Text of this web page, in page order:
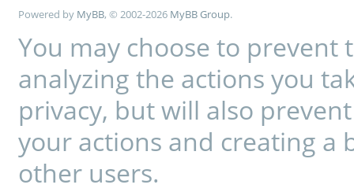
Powered by MyBB, © 2002-2026 MyBB Group.
You may choose to
analyzing the actions you
privacy, but will also
your actions and creating a
other users.